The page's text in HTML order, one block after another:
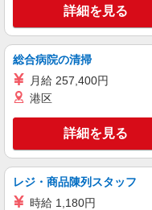
時給
通費全支
福岡
キープ
派遣社員
株式会社kotrio /●FK-H-
福大前
掃除な
時給
詳細を見る
総合病院の清掃
月給 257,400円
港区
詳細を見る
レジ・商品陳列スタッフ
時給 1,180円